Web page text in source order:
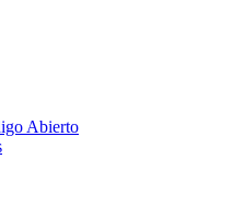
Abierto